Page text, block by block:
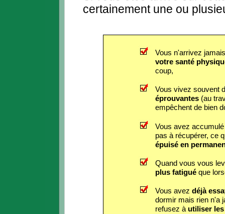
certainement une ou
Vous n'arrivez
votre santé
coup,
Vous vivez souvent
éprouvantes (au
empêchent de bien
Vous avez
pas à récupérer, ce
épuisé en
Quand vous vous
plus fatigué que
Vous avezdéjà
dormir mais rien n'a
refusez à utiliser